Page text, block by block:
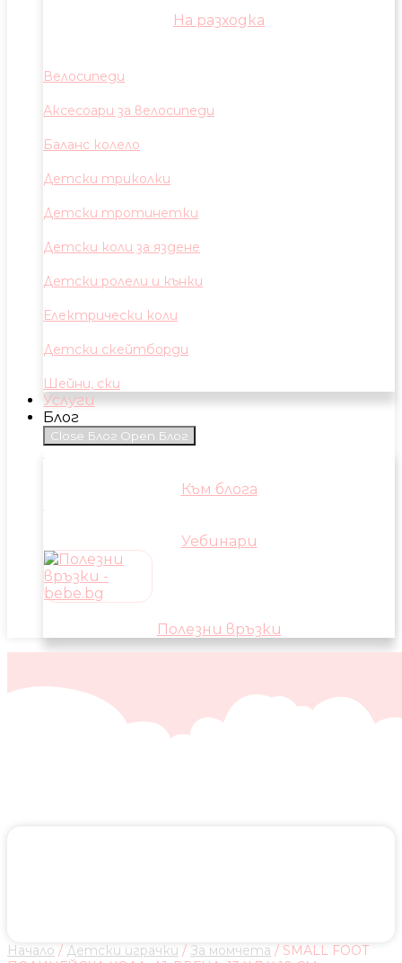
На разходка
Велосипеди
Аксесоари за велосипеди
Баланс колело
Детски триколки
Детски тротинетки
Детски коли за яздене
Детски ролели и кънки
Електрически коли
Детски скейтборди
Шейни, ски
Услуги
Блог
Close Блог Open Блог
Към блога
Уебинари
Полезни връзки
Начало / Детски играчки / За момчета / SMALL FOOT